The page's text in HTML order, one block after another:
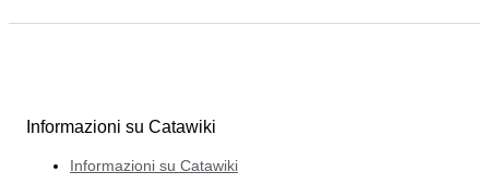
Informazioni su Catawiki
Informazioni su Catawiki